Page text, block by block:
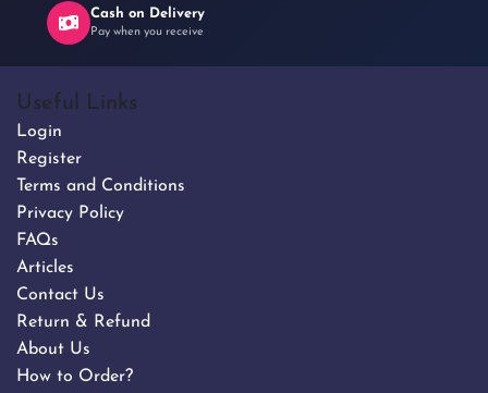
Cash on Delivery
Pay when you receive
Useful Links
Login
Register
Terms and Conditions
Privacy Policy
FAQs
Articles
Contact Us
Return & Refund
About Us
How to Order?